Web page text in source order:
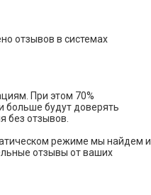
отзывов в системах
При этом 70%
больше будут доверять
без отзывов.
режиме мы найдем и
отзывы от ваших